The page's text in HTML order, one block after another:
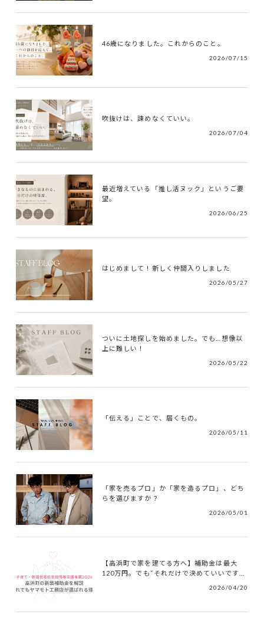
46歳になりました。これからのこと。
2026/07/15
吹抜けは、諫めなくていい。
2026/07/04
最近増えている「推し活ヌック」というご要
望。
2026/06/25
はじめまして！新しく仲間入りしました
2026/05/27
ついに土地探しを始めました。でも…想像以
上に難しい！
2026/05/22
「伝える」ことで、届くもの。
2026/05/11
「家を売るプロ」か「家を造るプロ」、どち
らを選びますか？
2026/05/01
【高浜町で家を建てる方へ】補助金は最大
120万円。でも“それだけで決めていいです...
2026/04/20